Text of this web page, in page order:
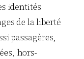
identités
de la liberté
passagères,
hors-